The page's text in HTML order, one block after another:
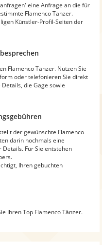
eine Anfrage an die für
Flamenco Tänzer.
Künstler-Profil-Seiten der
Flamenco Tänzer. Nutzen Sie
oder telefonieren Sie direkt
die Gage sowie
der gewünschte Flamenco
darin nochmals eine
Für Sie entstehen
Ihren gebuchten
Ihren Top Flamenco Tänzer.